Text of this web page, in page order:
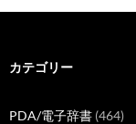
カテゴリー
PDA/電子辞書 (464)